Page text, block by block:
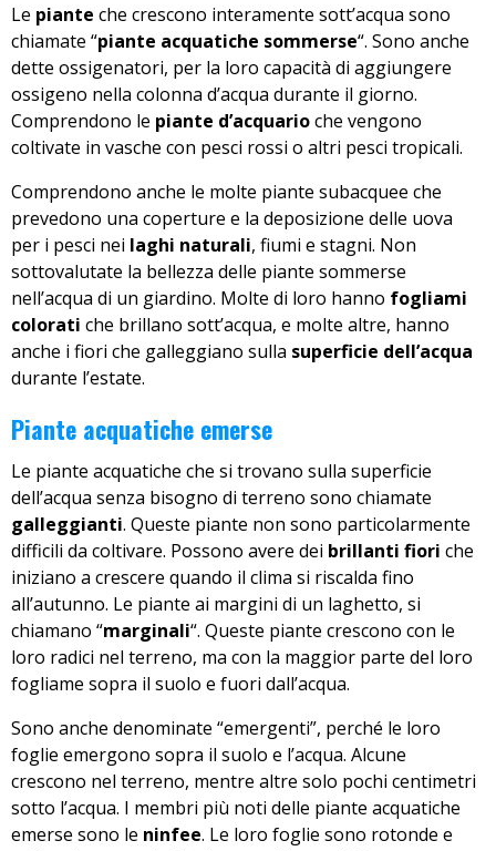
Le piante che crescono interamente sott’acqua sono
chiamate “piante acquatiche sommerse“. Sono anche
dette ossigenatori, per la loro capacità di aggiungere
ossigeno nella colonna d’acqua durante il giorno.
Comprendono le piante d’acquarioche vengono
coltivate in vasche con pesci rossi o altri pesci tropicali.
Comprendono anche le molte piante subacquee che
prevedono una coperture e la deposizione delle uova
per i pesci nei laghi naturali, fiumi e stagni. Non
sottovalutate la bellezza delle piante sommerse
nell’acqua di un giardino. Molte di loro hanno fogliami
colorati che brillano sott’acqua, e molte altre, hanno
anche i fiori che galleggiano sulla superficie dell’acqua
durante l’estate.
Piante acquatiche emerse
Le piante acquatiche che si trovano sulla superficie
dell’acqua senza bisogno di terreno sono chiamate
galleggianti. Queste piante non sono particolarmente
difficili da coltivare. Possono avere dei brillanti fiori che
iniziano a crescere quando il clima si riscalda fino
all’autunno. Le piante ai margini di un laghetto, si
chiamano “marginali“. Queste piante crescono con le
loro radici nel terreno, ma con la maggior parte del loro
fogliame sopra il suolo e fuori dall’acqua.
Sono anche denominate “emergenti”, perché le loro
foglie emergono sopra il suolo e l’acqua. Alcune
crescono nel terreno, mentre altre solo pochi centimetri
sotto l’acqua. I membri più noti delle piante acquatiche
emerse sono le ninfee. Le loro foglie sono rotonde e